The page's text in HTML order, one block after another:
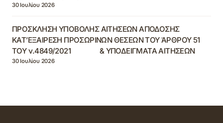
30 Ιουλίου 2026
ΠΡΟΣΚΛΗΣΗ ΥΠΟΒΟΛΗΣ ΑΙΤΗΣΕΩΝ ΑΠΟΔΟΣΗΣ
ΚΑΤ’ΕΞΑΙΡΕΣΗ ΠΡΟΣΩΡΙΝΩΝ ΘΕΣΕΩΝ ΤΟΥ ΆΡΘΡΟΥ 51
ΤΟΥ ν.4849/2021 & ΥΠΟΔΕΙΓΜΑΤΑ ΑΙΤΗΣΕΩΝ
30 Ιουλίου 2026